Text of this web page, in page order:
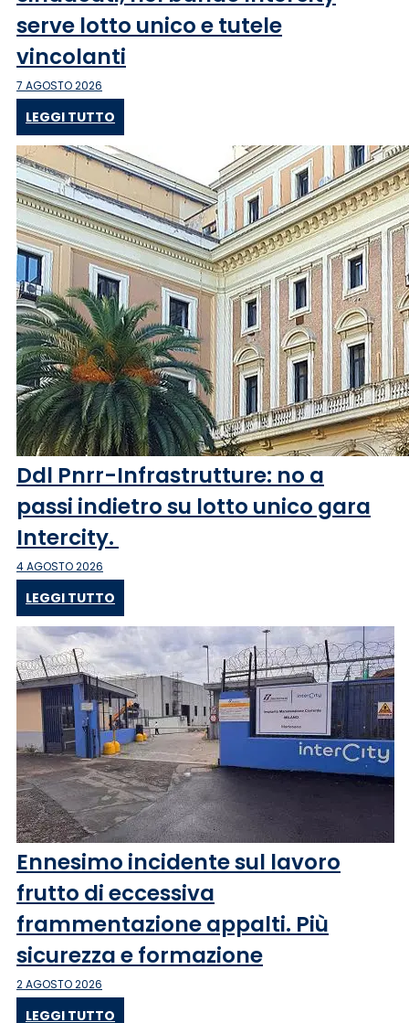
serve lotto unico e tutele
vincolanti
7 AGOSTO 2026
LEGGI TUTTO
Ddl Pnrr-Infrastrutture: no a
passi indietro su lotto unico gara
Intercity.
4 AGOSTO 2026
LEGGI TUTTO
Ennesimo incidente sul lavoro
frutto di eccessiva
frammentazione appalti. Più
sicurezza e formazione
2 AGOSTO 2026
LEGGI TUTTO